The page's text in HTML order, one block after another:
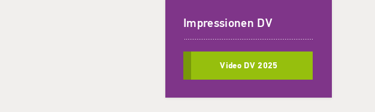
Impressionen DV
Video DV 2025